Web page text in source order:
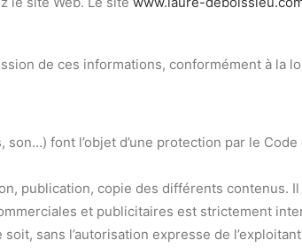
de ces informations, conformément à la
font l’objet d’une protection par le
publication, copie des différents contenus. Il
et publicitaires est strictement
sans l’autorisation expresse de